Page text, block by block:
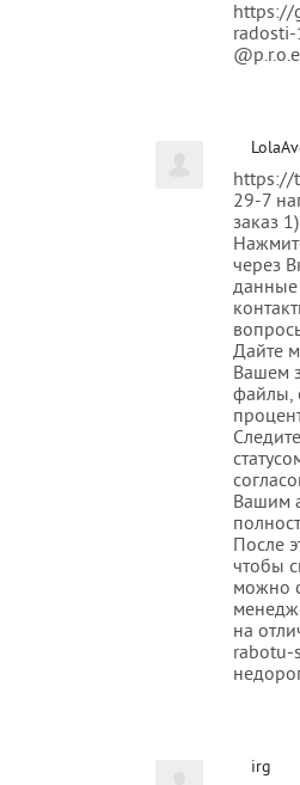
https://
https://
29-7
заказ
через
Дайте
Вашем
файлы,
Вашим
После
чтобы
можно
на
rabotu-
irg